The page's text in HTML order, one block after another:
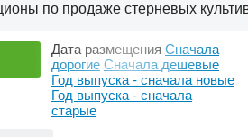
по продаже стерневых
Дата размещения Сначала
дорогие Сначала дешевые
Год выпуска - сначала новые
Год выпуска - сначала
старые